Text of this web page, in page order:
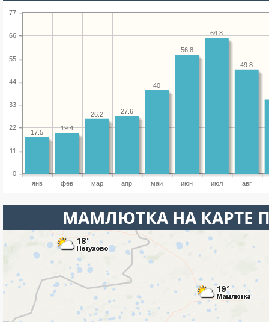
янв фев мар апр май июн июл авг
0
11
22
33
44
55
66
77
49.8
64.8
56.8
40
27.6
26.2
19.4
17.5
МАМЛЮТКА НА КАРТЕ